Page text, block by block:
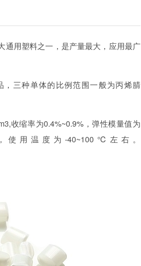
通用塑料之一，是产量最大，应用最广
三种单体的比例范围一般为丙烯腈
收缩率为0.4%~0.9%，弹性模量值为
用温度为-40~100℃左右。